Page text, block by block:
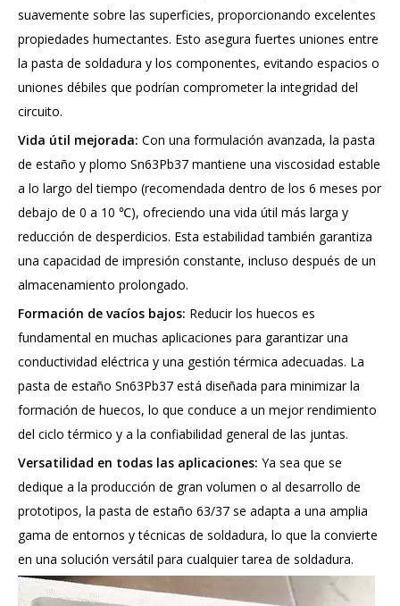
suavemente sobre las superficies, proporcionando excelentes
propiedades humectantes. Esto asegura fuertes uniones entre
la pasta de soldadura y los componentes, evitando espacios o
uniones débiles que podrían comprometer la integridad del
circuito.
Vida útil mejorada: Con una formulación avanzada, la pasta
de estaño y plomo Sn63Pb37 mantiene una viscosidad estable
a lo largo del tiempo (recomendada dentro de los 6 meses por
debajo de 0 a 10 ℃), ofreciendo una vida útil más larga y
reducción de desperdicios. Esta estabilidad también garantiza
una capacidad de impresión constante, incluso después de un
almacenamiento prolongado.
Formación de vacíos bajos: Reducir los huecos es
fundamental en muchas aplicaciones para garantizar una
conductividad eléctrica y una gestión térmica adecuadas. La
pasta de estaño Sn63Pb37 está diseñada para minimizar la
formación de huecos, lo que conduce a un mejor rendimiento
del ciclo térmico y a la confiabilidad general de las juntas.
Versatilidad en todas las aplicaciones: Ya sea que se
dedique a la producción de gran volumen o al desarrollo de
prototipos, la pasta de estaño 63/37 se adapta a una amplia
gama de entornos y técnicas de soldadura, lo que la convierte
en una solución versátil para cualquier tarea de soldadura.